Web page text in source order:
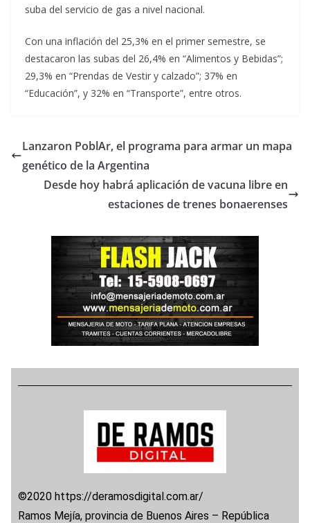
suba del servicio de gas a nivel nacional.
Con una inflación del 25,3% en el primer semestre, se
destacaron las subas del 26,4% en “Alimentos y Bebidas”;
29,3% en “Prendas de Vestir y calzado”; 37% en
“Educación”, y 32% en “Transporte”, entre otros.
Lanzaron PoblAr, el programa para armar un mapa
genético de la Argentina
Desde hoy habrá aplicación de vacuna libre en
estaciones de trenes bonaerenses
©2020 https://deramosdigital.com.ar/
Ramos Mejía, provincia de Buenos Aires – República